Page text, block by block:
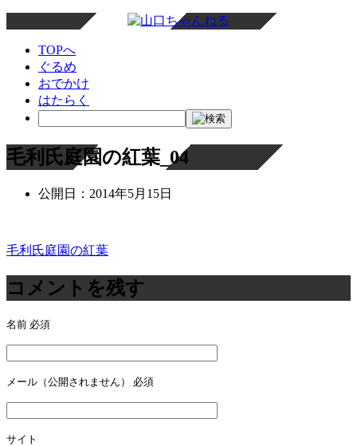
TOPへ
ぐるめ
おでかけ
はたらく
毛利氏庭園の紅葉_04
公開日： 2014年5月15日
投
稿
ナ
ビ
ゲ
ー
シ
ョ
毛利氏庭園の紅葉
コメントを残す
名前 必須
メール（公開されません） 必須
サイト